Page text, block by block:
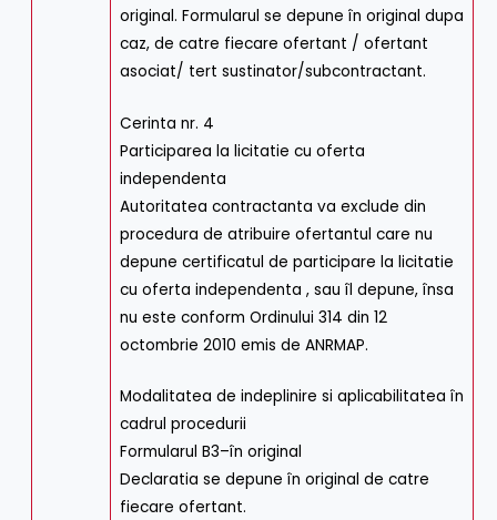
original. Formularul se depune în original dupa
caz, de catre fiecare ofertant / ofertant
asociat/ tert sustinator/subcontractant.
Cerinta nr. 4
Participarea la licitatie cu oferta
independenta
Autoritatea contractanta va exclude din
procedura de atribuire ofertantul care nu
depune certificatul de participare la licitatie
cu oferta independenta , sau îl depune, însa
nu este conform Ordinului 314 din 12
octombrie 2010 emis de ANRMAP.
Modalitatea de indeplinire si aplicabilitatea în
cadrul procedurii
Formularul B3–în original
Declaratia se depune în original de catre
fiecare ofertant.